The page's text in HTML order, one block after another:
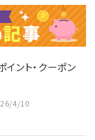
ント・クーポン
4/10